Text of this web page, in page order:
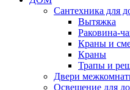
Сантехника для
Вытяжка
Раковина-
Краны и
Краны
Трапы и
Двери
Освещение для